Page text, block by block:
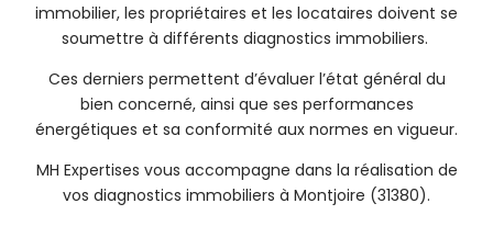
immobilier, les propriétaires et les locataires doivent se
soumettre à différents diagnostics immobiliers.
Ces derniers permettent d’évaluer l’état général du
bien concerné, ainsi que ses performances
énergétiques et sa conformité aux normes en vigueur.
MH Expertises vous accompagne dans la réalisation de
vos diagnostics immobiliers à Montjoire (31380).